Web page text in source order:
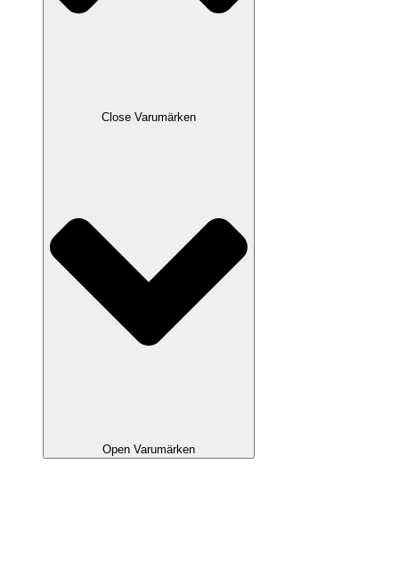
Close Varumärken
Open Varumärken